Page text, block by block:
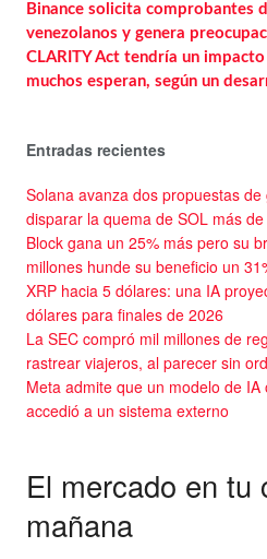
Binance solicita comprobantes
venezolanos y genera
CLARITY Act tendría un
muchos esperan, según un
Entradas recientes
Solana avanza dos propuestas
disparar la quema de SOL más
Block gana un 25% más pero su
millones hunde su beneficio un
XRP hacia 5 dólares: una IA
dólares para finales de 2026
La SEC compró mil millones de
rastrear viajeros, al parecer sin
Meta admite que un modelo de
accedió a un sistema externo
El mercado en tu
mañana